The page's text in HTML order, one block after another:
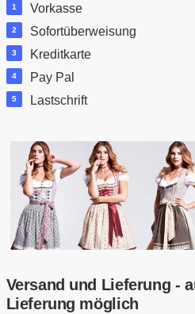
Vorkasse
Sofortüberweisung
Kreditkarte
Pay Pal
Lastschrift
Versand und Lieferung -
Lieferung möglich